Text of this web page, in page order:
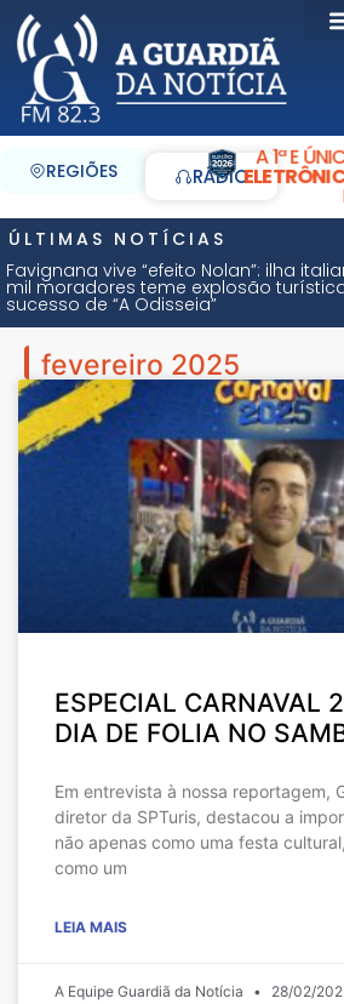
REGIÕES RÁDIO
A 1ª E
ÚLTIMAS NOTÍCIAS
Favignana vive “efeito Nolan”: ilha
mil moradores teme explosão
sucesso de “A Odisseia”
fevereiro 2025
ESPECIAL CARNAVAL
DIA DE FOLIA NO
Em entrevista à nossa reportagem,
diretor da SPTuris, destacou a
não apenas como uma festa
como um
LEIA MAIS
A Equipe Guardiã da Notícia 28/02/